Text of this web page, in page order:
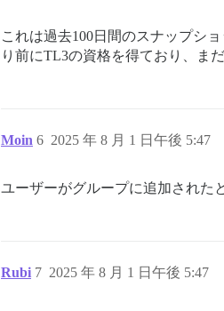
これは過去100日間のスナップシ
り前にTL3の資格を得ており、ま
Moin 2025 年 8 月 1 日午後 5:47
6
ユーザーがグループに追加された
Rubi 2025 年 8 月 1 日午後 5:47
7